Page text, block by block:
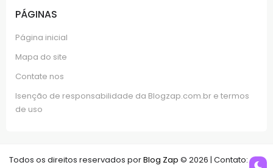
PÁGINAS
Página inicial
Mapa do site
Contate nos
Isenção de responsabilidade da Blogzap.com.br e termos
de uso
Todos os direitos reservados porBlog Zap © 2026 | Contato: